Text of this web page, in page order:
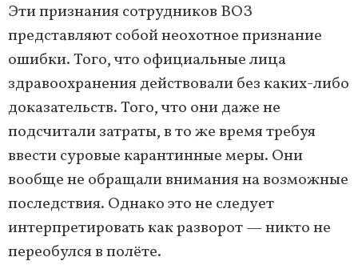
Эти признания сотрудников ВОЗ
представляют собой неохотное признание
ошибки. Того, что официальные лица
здравоохранения действовали без каких-либо
доказательств. Того, что они даже не
подсчитали затраты, в то же время требуя
ввести суровые карантинные меры. Они
вообще не обращали внимания на возможные
последствия. Однако это не следует
интерпретировать как разворот — никто не
переобулся в полёте.